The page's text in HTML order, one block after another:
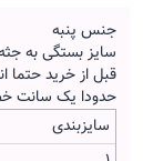
جنس پنبه
سایز بستگی به
قبل از خرید حتما
حدودا یک سانت
سایزبندی